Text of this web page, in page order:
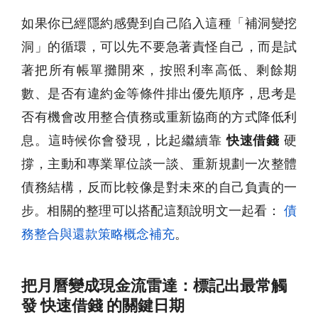
如果你已經隱約感覺到自己陷入這種「補洞變挖
洞」的循環，可以先不要急著責怪自己，而是試
著把所有帳單攤開來，按照利率高低、剩餘期
數、是否有違約金等條件排出優先順序，思考是
否有機會改用整合債務或重新協商的方式降低利
息。這時候你會發現，比起繼續靠快速借錢 硬
撐，主動和專業單位談一談、重新規劃一次整體
債務結構，反而比較像是對未來的自己負責的一
步。相關的整理可以搭配這類說明文一起看：
債
務整合與還款策略概念補充。
把月曆變成現金流雷達：標記出最常觸
發 快速借錢 的關鍵日期